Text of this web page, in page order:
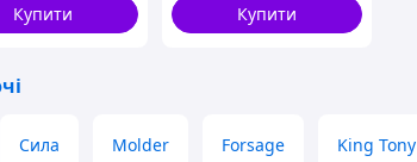
Купити Купити
Сила Molder Forsage King Tony